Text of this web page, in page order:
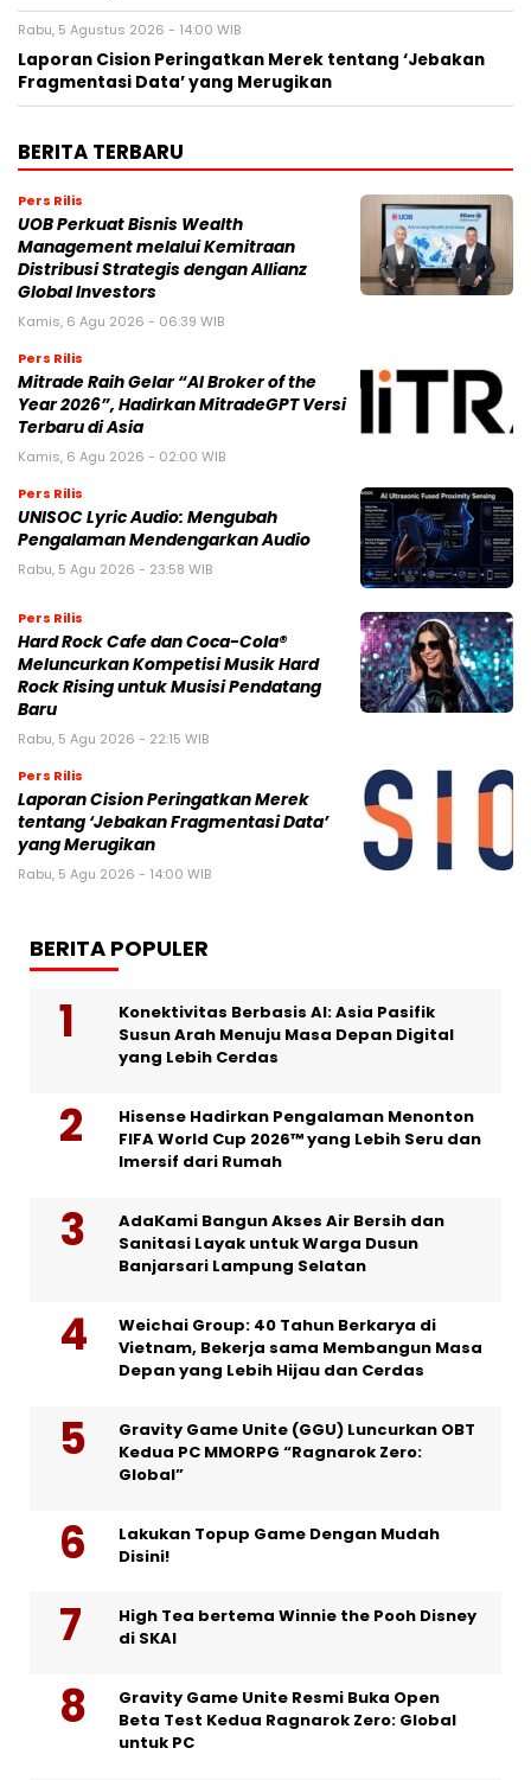
Rabu, 5 Agustus 2026 - 14:00 WIB
Laporan Cision Peringatkan Merek tentang ‘Jebakan
Fragmentasi Data’ yang Merugikan
BERITA TERBARU
Pers Rilis
UOB Perkuat Bisnis Wealth
Management melalui Kemitraan
Distribusi Strategis dengan Allianz
Global Investors
Kamis, 6 Agu 2026 - 06:39 WIB
Pers Rilis
Mitrade Raih Gelar “AI Broker of the
Year 2026”, Hadirkan MitradeGPT Versi
Terbaru di Asia
Kamis, 6 Agu 2026 - 02:00 WIB
Pers Rilis
UNISOC Lyric Audio: Mengubah
Pengalaman Mendengarkan Audio
Rabu, 5 Agu 2026 - 23:58 WIB
Pers Rilis
Hard Rock Cafe dan Coca-Cola®
Meluncurkan Kompetisi Musik Hard
Rock Rising untuk Musisi Pendatang
Baru
Rabu, 5 Agu 2026 - 22:15 WIB
Pers Rilis
Laporan Cision Peringatkan Merek
tentang ‘Jebakan Fragmentasi Data’
yang Merugikan
Rabu, 5 Agu 2026 - 14:00 WIB
BERITA POPULER
Konektivitas Berbasis AI: Asia Pasifik
Susun Arah Menuju Masa Depan Digital
yang Lebih Cerdas
Hisense Hadirkan Pengalaman Menonton
FIFA World Cup 2026™ yang Lebih Seru dan
Imersif dari Rumah
AdaKami Bangun Akses Air Bersih dan
Sanitasi Layak untuk Warga Dusun
Banjarsari Lampung Selatan
Weichai Group: 40 Tahun Berkarya di
Vietnam, Bekerja sama Membangun Masa
Depan yang Lebih Hijau dan Cerdas
Gravity Game Unite (GGU) Luncurkan OBT
Kedua PC MMORPG “Ragnarok Zero:
Global”
Lakukan Topup Game Dengan Mudah
Disini!
High Tea bertema Winnie the Pooh Disney
di SKAI
Gravity Game Unite Resmi Buka Open
Beta Test Kedua Ragnarok Zero: Global
untuk PC